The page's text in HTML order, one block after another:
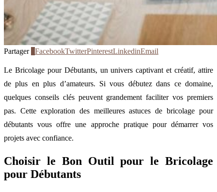
Partager FacebookTwitterPinterestLinkedinEmail
Le Bricolage pour Débutants, un univers captivant et créatif, attire
de plus en plus d’amateurs. Si vous débutez dans ce domaine,
quelques conseils clés peuvent grandement faciliter vos premiers
pas. Cette exploration des meilleures astuces de bricolage pour
débutants vous offre une approche pratique pour démarrer vos
projets avec confiance.
Choisir le Bon Outil pour le Bricolage
pour Débutants